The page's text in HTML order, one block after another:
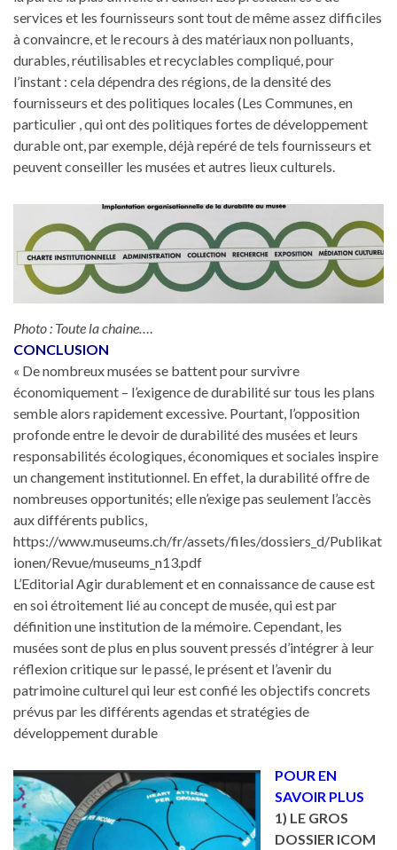
services et les fournisseurs sont tout de même assez difficiles
à convaincre, et le recours à des matériaux non polluants,
durables, réutilisables et recyclables compliqué, pour
l’instant : cela dépendra des régions, de la densité des
fournisseurs et des politiques locales (Les Communes, en
particulier , qui ont des politiques fortes de développement
durable ont, par exemple, déjà repéré de tels fournisseurs et
peuvent conseiller les musées et autres lieux culturels.
Photo : Toute la chaine….
CONCLUSION
« De nombreux musées se battent pour survivre
économiquement – l’exigence de durabilité sur tous les plans
semble alors rapidement excessive. Pourtant, l’opposition
profonde entre le devoir de durabilité des musées et leurs
responsabilités écologiques, économiques et sociales inspire
un changement institutionnel. En effet, la durabilité offre de
nombreuses opportunités; elle n’exige pas seulement l’accès
aux différents publics,
https://www.museums.ch/fr/assets/files/dossiers_d/Publikat
ionen/Revue/museums_n13.pdf
L’Editorial Agir durablement et en connaissance de cause est
en soi étroitement lié au concept de musée, qui est par
définition une institution de la mémoire. Cependant, les
musées sont de plus en plus souvent pressés d’intégrer à leur
réflexion critique sur le passé, le présent et l’avenir du
patrimoine culturel qui leur est confié les objectifs concrets
prévus par les différents agendas et stratégies de
développement durable
POUR EN
SAVOIR PLUS
1) LE GROS
DOSSIER ICOM